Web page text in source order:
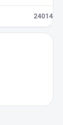
24014